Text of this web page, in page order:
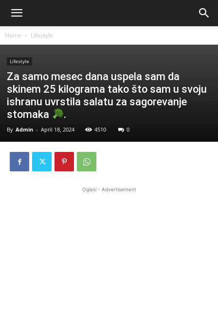
Home Lifestyle
Lifestyle
Za samo mesec dana uspela sam da
skinem 25 kilograma tako što sam u svoju
ishranu uvrstila salatu za sagorevanje
stomaka
.
By Admin - April 18, 2024 4510 0
Oglasi - Advertisement